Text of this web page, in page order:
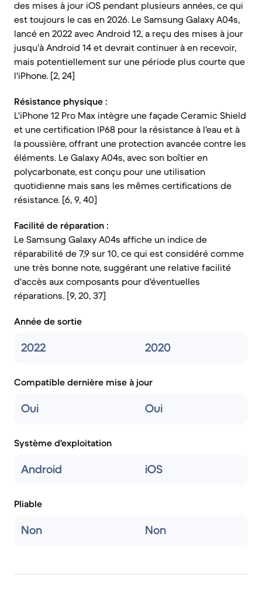
des mises à jour iOS pendant plusieurs années, ce qui
est toujours le cas en 2026. Le Samsung Galaxy A04s,
lancé en 2022 avec Android 12, a reçu des mises à jour
jusqu'à Android 14 et devrait continuer à en recevoir,
mais potentiellement sur une période plus courte que
l'iPhone. [2, 24]
Résistance physique :
L'iPhone 12 Pro Max intègre une façade Ceramic Shield
et une certification IP68 pour la résistance à l'eau et à
la poussière, offrant une protection avancée contre les
éléments. Le Galaxy A04s, avec son boîtier en
polycarbonate, est conçu pour une utilisation
quotidienne mais sans les mêmes certifications de
résistance. [6, 9, 40]
Facilité de réparation :
Le Samsung Galaxy A04s affiche un indice de
réparabilité de 7,9 sur 10, ce qui est considéré comme
une très bonne note, suggérant une relative facilité
d'accès aux composants pour d'éventuelles
réparations. [9, 20, 37]
Année de sortie
2022 2020
Compatible dernière mise à jour
Oui Oui
Système d'exploitation
Android iOS
Pliable
Non Non